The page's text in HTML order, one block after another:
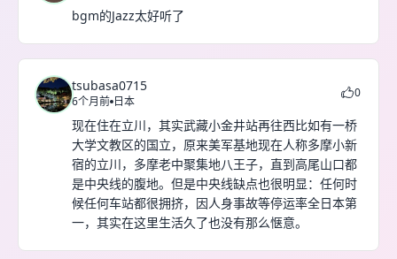
bgm的Jazz太好听了
tsubasa0715
6个月前 日本
0
现在住在立川，其实武藏小金井站再往西比如有一桥
大学文教区的国立，原来美军基地现在人称多摩小新
宿的立川，多摩老中聚集地八王子，直到高尾山口都
是中央线的腹地。但是中央线缺点也很明显：任何时
候任何车站都很拥挤，因人身事故等停运率全日本第
一，其实在这里生活久了也没有那么惬意。